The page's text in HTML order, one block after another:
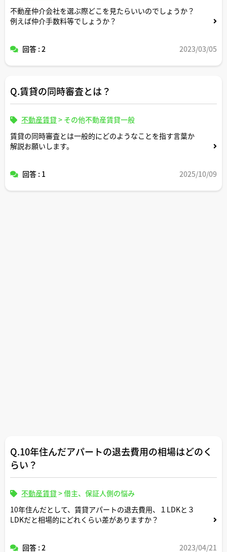
不動産仲介会社を選ぶ際どこを見たらいいのでしょうか？
例えば仲介手数料等でしょうか？
回答 : 2 2023/03/05
Q.賃貸の同時審査とは？
不動産賃貸 > その他不動産賃貸一般
賃貸の同時審査とは一般的にどのようなことを指す言葉か
解説お願いします。
回答 : 1 2025/10/09
Q.10年住んだアパートの退去費用の相場はどのく
らい？
不動産賃貸 >借主、保証人側の悩み
10年住んだとして、賃貸アパートの退去費用、１LDKと３
LDKだと相場的にどれくらい差がありますか？
回答 : 2 2023/04/21